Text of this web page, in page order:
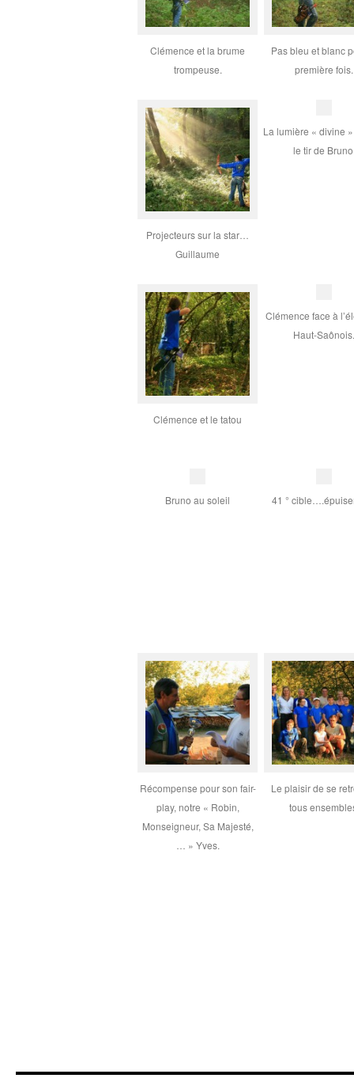
Clémence et la brume
trompeuse.
Pas bleu et blanc
première fois.
Projecteurs sur la star…
Guillaume
La lumière « divine
le tir de
Clémence et le tatou
Clémence face à
Haut-Saônois.
Bruno au soleil 41 °
Récompense pour son fair-
play, notre « Robin,
Monseigneur, Sa Majesté,
… » Yves.
Le plaisir de se
tous